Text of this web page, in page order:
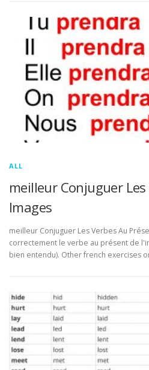
ALL
meilleur Conjuguer
Images
meilleur Conjuguer Les Verbes Au
correctement le verbe au présent de
bien entendu). Other french exercises